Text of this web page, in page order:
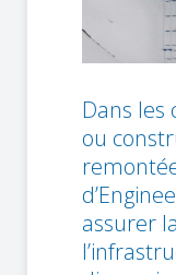
Dans les
ou
assurer